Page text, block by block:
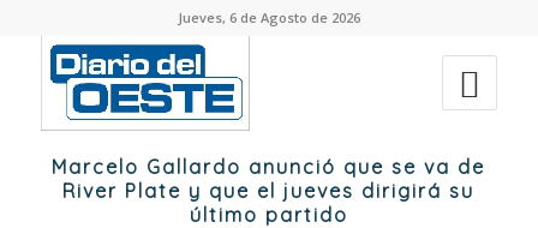
Jueves, 6 de Agosto de 2026
Marcelo Gallardo anunció que se va de
River Plate y que el jueves dirigirá su
último partido